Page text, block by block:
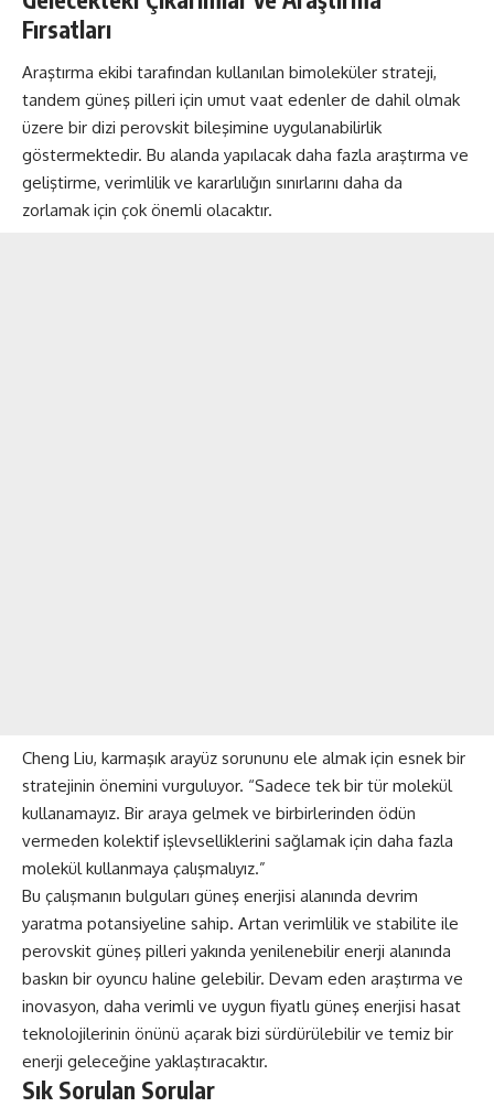
Fırsatları
Araştırma ekibi tarafından kullanılan bimoleküler strateji,
tandem güneş pilleri için umut vaat edenler de dahil olmak
üzere bir dizi perovskit bileşimine uygulanabilirlik
göstermektedir. Bu alanda yapılacak daha fazla araştırma ve
geliştirme, verimlilik ve kararlılığın sınırlarını daha da
zorlamak için çok önemli olacaktır.
Cheng Liu, karmaşık arayüz sorununu ele almak için esnek bir
stratejinin önemini vurguluyor. “Sadece tek bir tür molekül
kullanamayız. Bir araya gelmek ve birbirlerinden ödün
vermeden kolektif işlevselliklerini sağlamak için daha fazla
molekül kullanmaya çalışmalıyız.”
Bu çalışmanın bulguları güneş enerjisi alanında devrim
yaratma potansiyeline sahip. Artan verimlilik ve stabilite ile
perovskit güneş pilleri yakında yenilenebilir enerji alanında
baskın bir oyuncu haline gelebilir. Devam eden araştırma ve
inovasyon, daha verimli ve uygun fiyatlı güneş enerjisi hasat
teknolojilerinin önünü açarak bizi sürdürülebilir ve temiz bir
enerji geleceğine yaklaştıracaktır.
Sık Sorulan Sorular